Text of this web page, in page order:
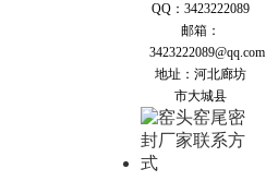
QQ：3423222089
邮箱：
3423222089@qq.com
地址：河北廊坊
市大城县